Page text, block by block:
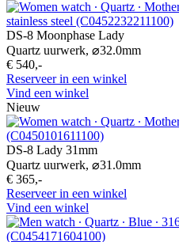
DS-8 Moonphase Lady
Quartz uurwerk, ⌀32.0mm
€ 540,-
Reserveer in een winkel
Vind een winkel
Nieuw
DS-8 Lady 31mm
Quartz uurwerk, ⌀31.0mm
€ 365,-
Reserveer in een winkel
Vind een winkel